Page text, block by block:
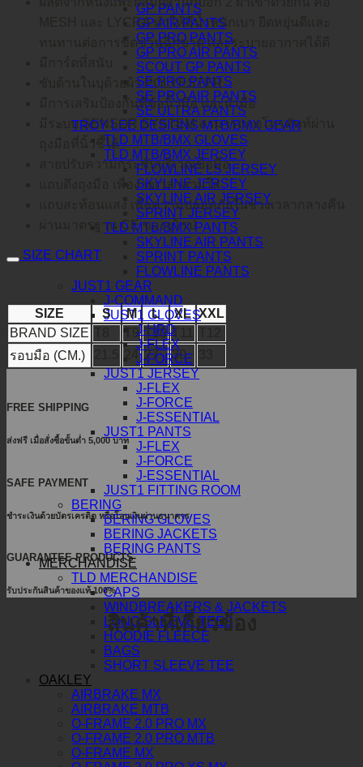
GP PANTS
GP AIR PANTS
GP PRO PANTS
GP PRO AIR PANTS
SCOUT GP PANTS
SE PRO PANTS
SE PRO AIR PANTS
SE ULTRA PANTS
TROY LEE DESIGNS MTB/BMX GEAR
TLD MTB/BMX GLOVES
TLD MTB/BMX JERSEY
FLOWLINE LS JERSEY
SKYLINE JERSEY
SKYLINE AIR JERSEY
SPRINT JERSEY
TLD MTB/BMX PANTS
SKYLINE AIR PANTS
SPRINT PANTS
FLOWLINE PANTS
JUST1 GEAR
J-COMMAND
JUST1 GLOVES
J-HRD
J-FLEX
J-FORCE
JUST1 JERSEY
J-FLEX
J-FORCE
J-ESSENTIAL
JUST1 PANTS
J-FLEX
J-FORCE
J-ESSENTIAL
JUST1 FITTING ROOM
BERING
BERING GLOVES
BERING JACKETS
BERING PANTS
MERCHANDISE
TLD MERCHANDISE
CAPS
WINDBREAKERS & JACKETS
LONG SLEEVE TEES
HOODIE FLEECE
BAGS
SHORT SLEEVE TEE
OAKLEY
AIRBRAKE MX
AIRBRAKE MTB
O-FRAME 2.0 PRO MX
O-FRAME 2.0 PRO MTB
O-FRAME MX
MESH และ LYCRA ทำให้มีน้ำหนักเบา ยืดหยุ่นดีและ
ทนทานต่อการขีดข่วนฉีกขาด และระบายอากาศได้ดี
ซับด้านในบุด้วยผ้า POLYESTER
มีการเสริมป้องกันที่ข้อนิ้วมือ และฝ่ามือ
มีระบบ SENSOR SYSTEM สามารถกดโทรศัพท์ผ่าน
ถุงมือที่นิ้วชี้ได้
สายปรับความกระชับบริเวณข้อมือ
แถบดึงถุงมือ เพื่อง่ายเวลาสวมใส่
แถบสะท้อนแสง เพื่อความปลอดภัยในช่วงเวลากลางคืน
ผ่านมาตรฐาน CE ของยุโรป
SIZE CHART
SIZE S M L XL XXL
BRAND SIZE
T9 T10 T11
รอบมือ (CM.)
24 27 30
FREE SHIPPING
ส่งฟรี เมื่อสั่งซื้อขั้นต่ำ 5,000 บาท
SAFE PAYMENT
ชำระเงินด้วยบัตรเครดิต หรือโอนเงินผ่านธนาคาร
GUARANTEE PRODUCTS
รับประกันสินค้าของแท้ 100%
สินค้าที่เกี่ยวข้อง